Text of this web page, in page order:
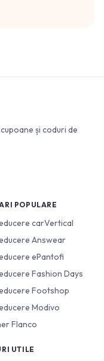
și coduri de
POPULARE
carVertical
Answear
ePantofi
Fashion Days
Footshop
Modivo
Flanco
UTILE